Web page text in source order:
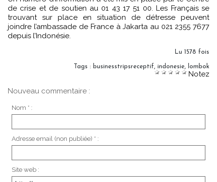
de crise et de soutien au 01 43 17 51 00. Les Français se
trouvant sur place en situation de détresse peuvent
joindre l’ambassade de France à Jakarta au 021 2355 7677
depuis l’Indonésie.
Lu 1578 fois
Tags : businesstripsreceptif, indonesie, lombok
Notez
Nouveau commentaire :
Nom * :
Adresse email (non publiée) * :
Site web :